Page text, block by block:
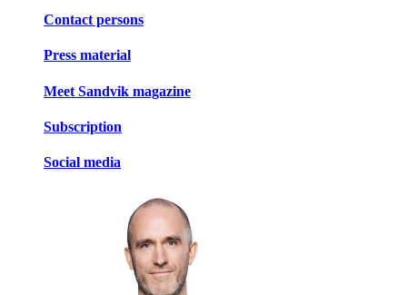
Contact persons
Press material
Meet Sandvik magazine
Subscription
Social media